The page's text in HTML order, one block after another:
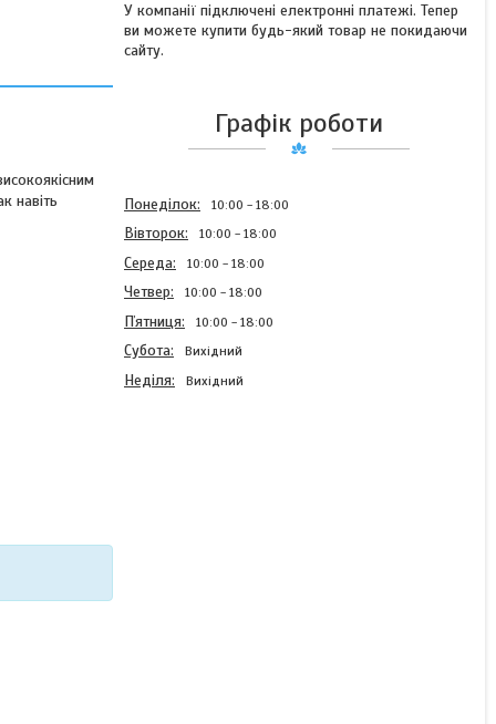
навіть
У компанії підключені електронні платежі. Тепер
ви можете купити будь-який товар не покидаючи
сайту.
Графік роботи
Понеділок 10:00 18:00
Вівторок 10:00 18:00
Середа 10:00 18:00
Четвер 10:00 18:00
Пʼятниця 10:00 18:00
Субота Вихідний
Неділя Вихідний